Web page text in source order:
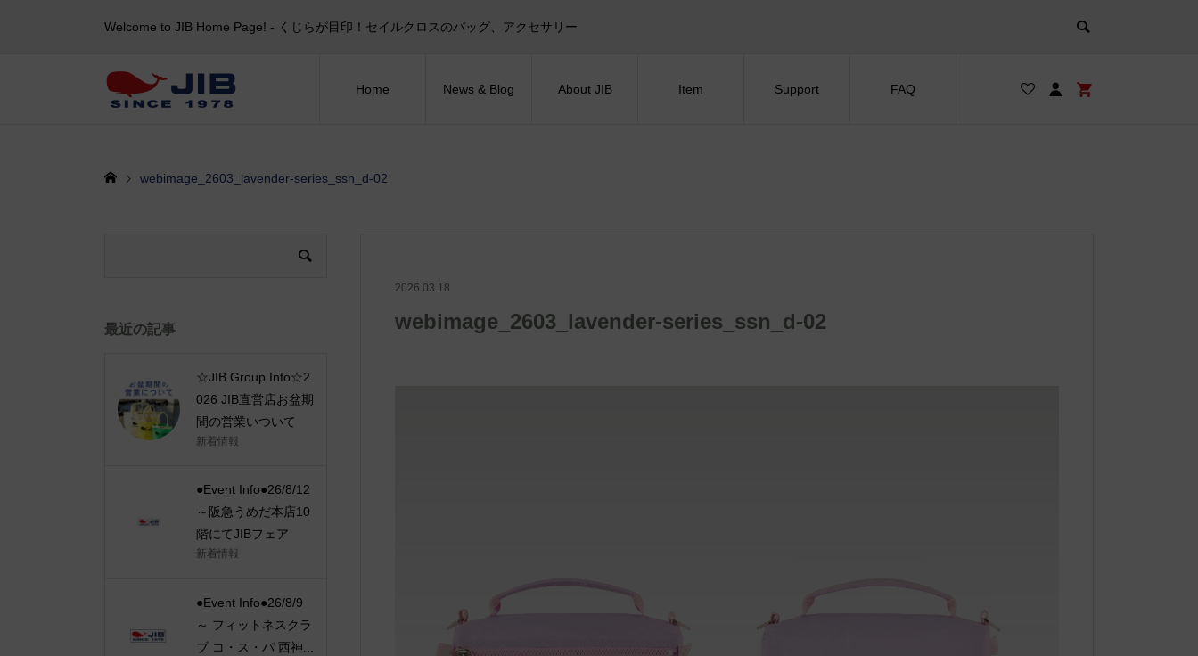
Welcome to JIB Home Page! ‐ くじらが目印！セイルクロスのバッグ、アクセサリー
Home News & Blog About JIB Item Support FAQ
webimage_2603_lavender-series_ssn_d-02
2026.03.18
webimage_2603_lavender-series_ssn_d-02
最近の記事
☆JIB Group Info☆2
026 JIB直営店お盆期
間の営業いついて
新着情報
●Event Info●26/8/12
～阪急うめだ本店10
階にてJIBフェア
新着情報
●Event Info●26/8/9
～ フィットネスクラ
ブ コ・ス・パ 西神...